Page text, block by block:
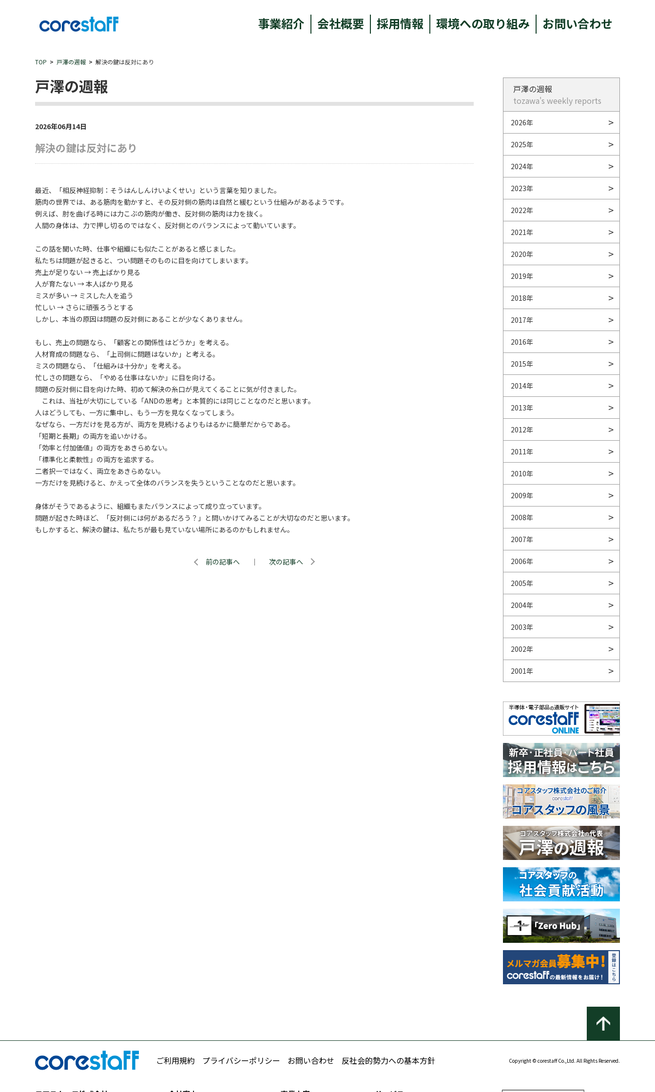
事業紹介 会社概要 採用情報 環境への取り組み お問い合わせ
TOP 戸澤の週報 解決の鍵は反対にあり
戸澤の週報
2026年06月14日
解決の鍵は反対にあり
最近、「相反神経抑制：そうはんしんけいよくせい」という言葉を知りました。
筋肉の世界では、ある筋肉を動かすと、その反対側の筋肉は自然と緩むという仕組みがあるようです。
例えば、肘を曲げる時には力こぶの筋肉が働き、反対側の筋肉は力を抜く。
人間の身体は、力で押し切るのではなく、反対側とのバランスによって動いています。
この話を聞いた時、仕事や組織にも似たことがあると感じました。
私たちは問題が起きると、つい問題そのものに目を向けてしまいます。
売上が足りない → 売上ばかり見る
人が育たない → 本人ばかり見る
ミスが多い → ミスした人を追う
忙しい → さらに頑張ろうとする
しかし、本当の原因は問題の反対側にあることが少なくありません。
もし、売上の問題なら、「顧客との関係性はどうか」を考える。
人材育成の問題なら、「上司側に問題はないか」と考える。
ミスの問題なら、「仕組みは十分か」を考える。
忙しさの問題なら、「やめる仕事はないか」に目を向ける。
問題の反対側に目を向けた時、初めて解決の糸口が見えてくることに気が付きました。
これは、当社が大切にしている「ANDの思考」と本質的には同じことなのだと思います。
人はどうしても、一方に集中し、もう一方を見なくなってしまう。
なぜなら、一方だけを見る方が、両方を見続けるよりもはるかに簡単だからである。
「短期と長期」の両方を追いかける。
「効率と付加価値」の両方をあきらめない。
「標準化と柔軟性」の両方を追求する。
二者択一ではなく、両立をあきらめない。
一方だけを見続けると、かえって全体のバランスを失うということなのだと思います。
身体がそうであるように、組織もまたバランスによって成り立っています。
問題が起きた時ほど、「反対側には何があるだろう？」と問いかけてみることが大切なのだと思います。
もしかすると、解決の鍵は、私たちが最も見ていない場所にあるのかもしれません。
前の記事へ ｜ 次の記事へ
戸澤の週報
tozawa's weekly reports
2026年
2025年
2024年
2023年
2022年
2021年
2020年
2019年
2018年
2017年
2016年
2015年
2014年
2013年
2012年
2011年
2010年
2009年
2008年
2007年
2006年
2005年
2004年
2003年
2002年
2001年
ご利用規約 プライバシーポリシー お問い合わせ 反社会的勢力への基本方針 Copyright © corestaff Co.,Ltd. All Rights Reserved.